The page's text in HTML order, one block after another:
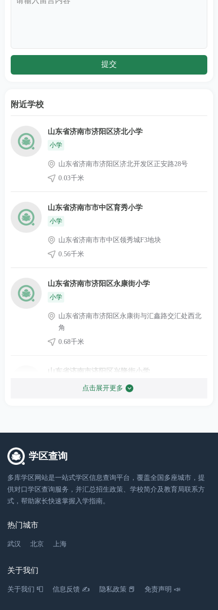
附近学校
山东省济南市济阳区济北小学
小学
山东省济南市济阳区济北开发区正安路28号
0.03千米
山东省济南市市中区育秀小学
小学
山东省济南市市中区领秀城F3地块
0.56千米
山东省济南市济阳区永康街小学
小学
山东省济南市济阳区永康街与汇鑫路交汇处西北
角
0.68千米
山东省济南市济阳区兴隆街小学
小学
山东省济南市济阳区纬四路21号
0.73千米
小学
点击展开更多
学区查询
多库学区网站是一站式学区信息查询平台，覆盖全国多座城市，提
供对口学区查询服务，并汇总招生政策、学校简介及教育局联系方
式，帮助家长快速掌握入学指南。
热门城市
武汉 北京 上海
关于我们
关于我们 📮 信息反馈 ✍ 隐私政策 📕 免责声明 📣